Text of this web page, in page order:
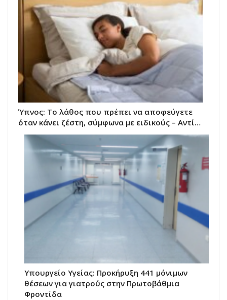
Ύπνος: Το λάθος που πρέπει να αποφεύγετε
όταν κάνει ζέστη, σύμφωνα με ειδικούς – Αντί…
Υπουργείο Υγείας: Προκήρυξη 441 μόνιμων
θέσεων για γιατρούς στην Πρωτοβάθμια
Φροντίδα